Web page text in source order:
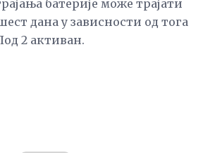
батерије може трајати
дана у зависности од тога
2 активан.